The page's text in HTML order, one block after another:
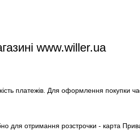
www.willer.ua
платежів. Для оформлення покупки
для отримання розстрочки - карта